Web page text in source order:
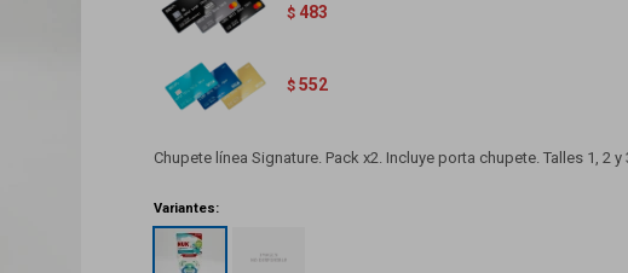
$ 483
$ 552
Chupete línea Signature. Pack x2. Incluye porta chupete. Talles 1, 2
Variantes: